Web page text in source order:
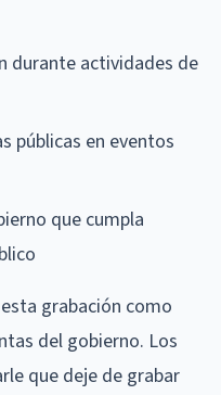
durante actividades de
públicas en eventos
que cumpla
grabación como
del gobierno. Los
que deje de grabar